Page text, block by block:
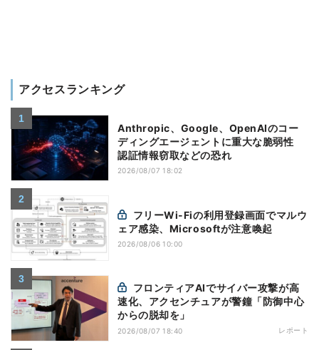
アクセスランキング
Anthropic、Google、OpenAIのコー
ディングエージェントに重大な脆弱性
認証情報窃取などの恐れ
2026/08/07 18:02
ェア感染、Microsoftが注意喚起
2026/08/06 10:00
速化、アクセンチュアが警鐘「防御中心
からの脱却を」
2026/08/07 18:40 レポート